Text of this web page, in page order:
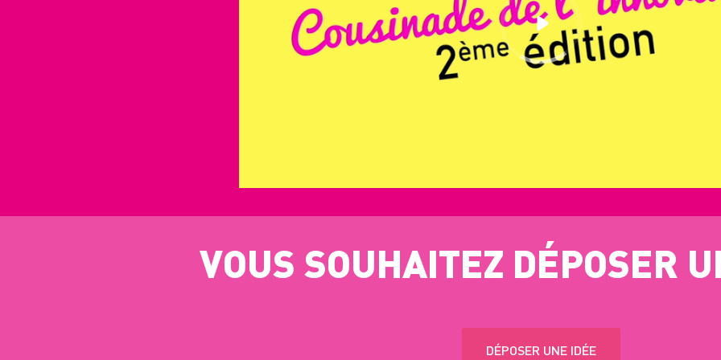
VOUS SOUHAITEZ DÉPOSER
DÉPOSER UNE IDÉE